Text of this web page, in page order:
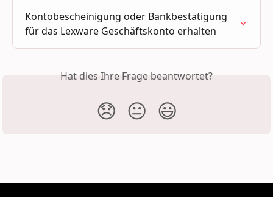
Kontobescheinigung oder Bankbestätigung
für das Lexware Geschäftskonto erhalten
Hat dies Ihre Frage beantwortet?
😞 😐 😃